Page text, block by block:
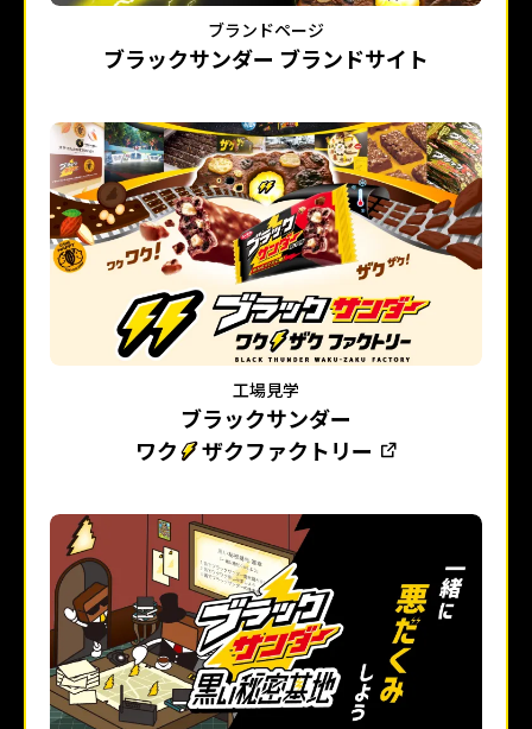
ブランドページ
ブラックサンダー ブランドサイト
工場見学
ブラックサンダー
ワク
ザクファクトリー